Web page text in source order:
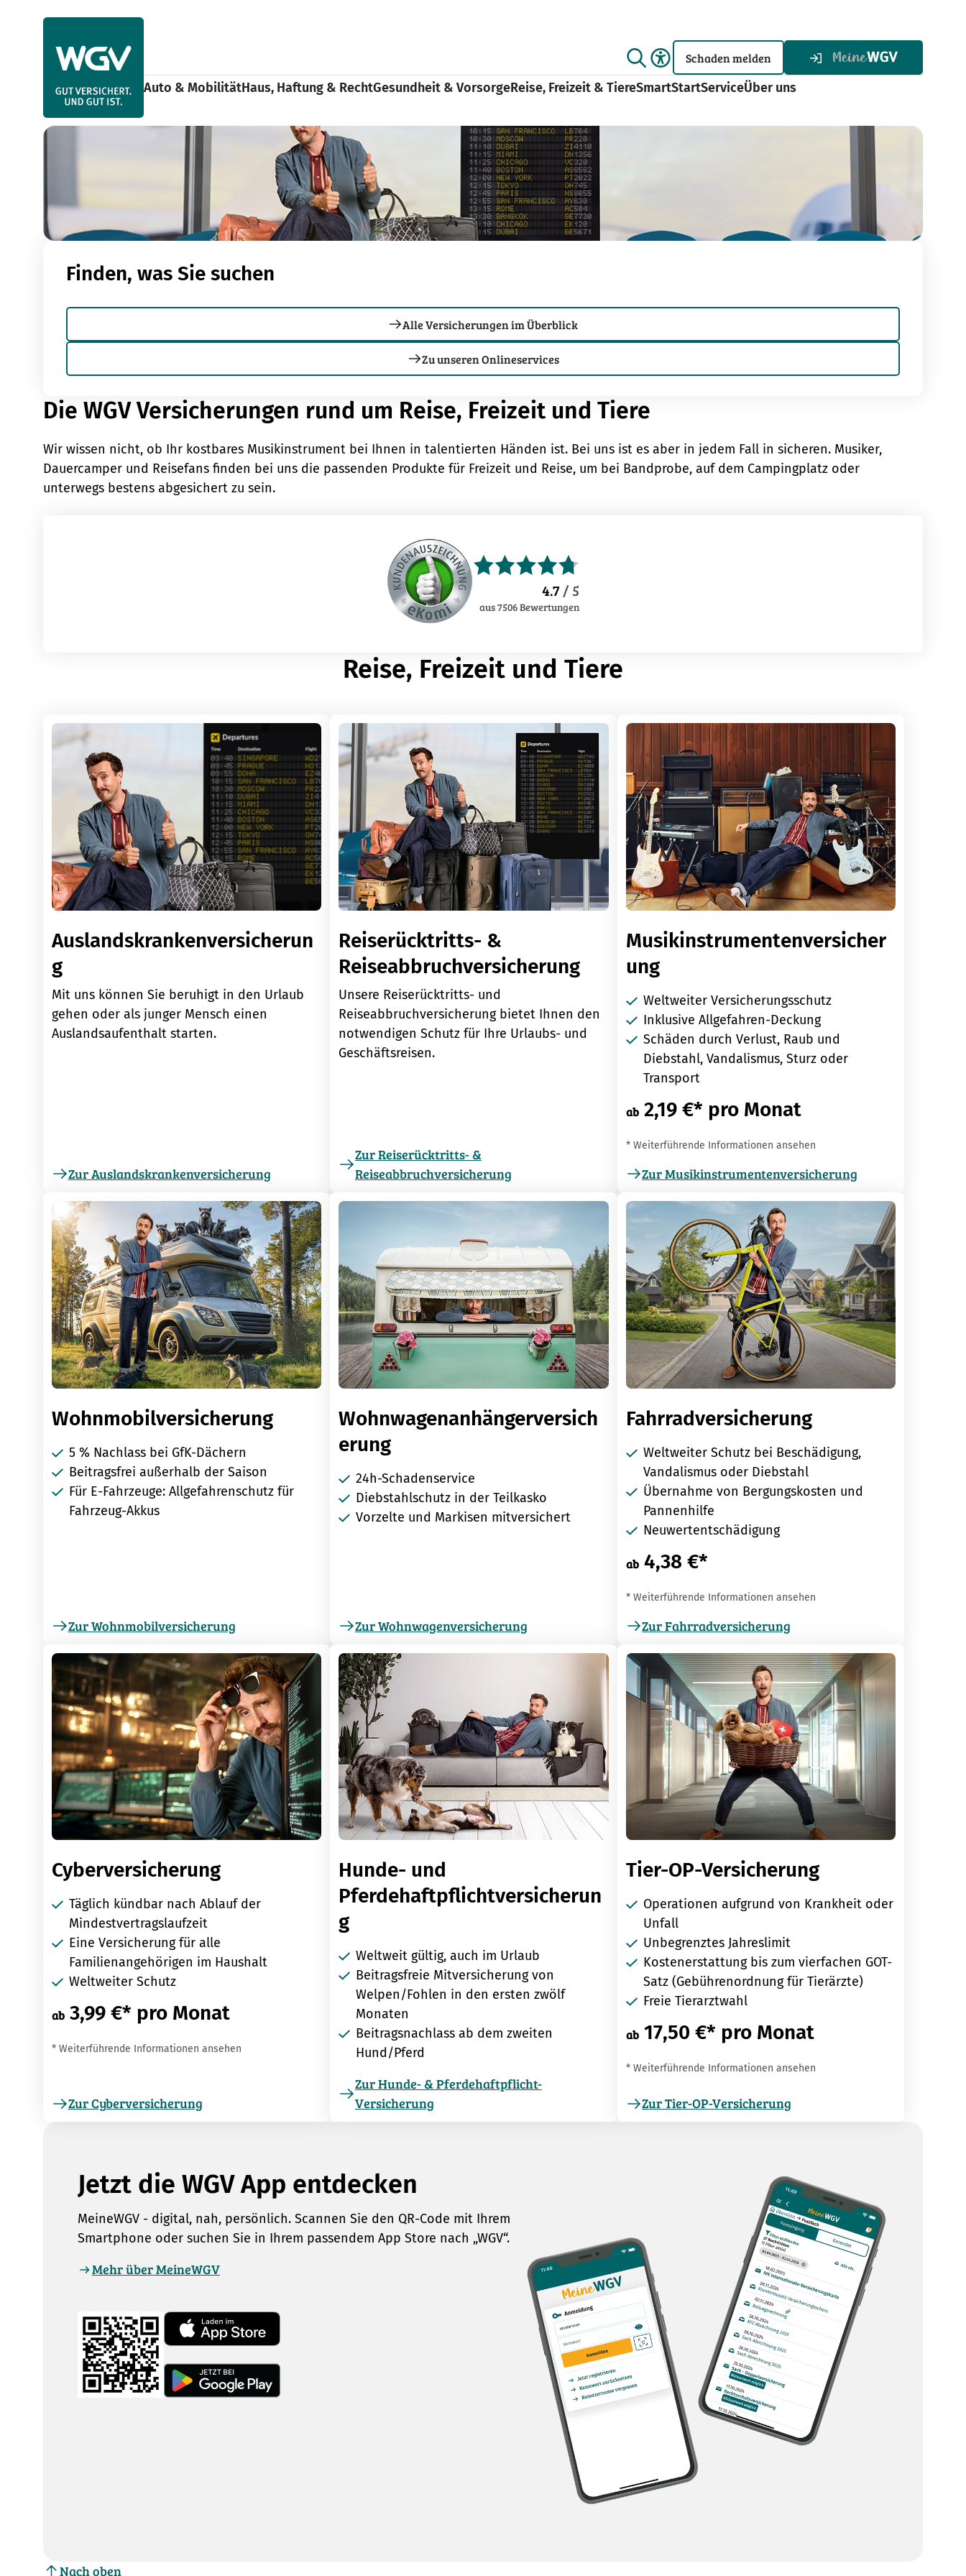
Schaden melden
Auto & MobilitätHaus, Haftung & RechtGesundheit & VorsorgeReise, Freizeit & TiereSmartStartServiceÜber uns
Reise, Freizeit & Tiere
Finden, was Sie suchen
Alle Versicherungen im Überblick
Zu unseren Onlineservices
Die WGV Versicherungen rund um Reise, Freizeit und Tiere
Wir wissen nicht, ob Ihr kostbares Musikinstrument bei Ihnen in talentierten Händen ist. Bei uns ist es aber in jedem Fall in sicheren. Musiker,
Dauercamper und Reisefans finden bei uns die passenden Produkte für Freizeit und Reise, um bei Bandprobe, auf dem Campingplatz oder
unterwegs bestens abgesichert zu sein.
4.7 / 5
aus7506Bewertungen
Reise, Freizeit und Tiere
Auslandskrankenversicherun
g
Mit uns können Sie beruhigt in den Urlaub
gehen oder als junger Mensch einen
Auslandsaufenthalt starten.
Zur Auslandskrankenversicherung
Reiserücktritts- &
Reiseabbruchversicherung
Unsere Reiserücktritts- und
Reiseabbruchversicherung bietet Ihnen den
notwendigen Schutz für Ihre Urlaubs- und
Geschäftsreisen.
Zur Reiserücktritts- &
Reiseabbruchversicherung
Musikinstrumentenversicher
ung
Weltweiter Versicherungsschutz
Inklusive Allgefahren-Deckung
Schäden durch Verlust, Raub und
Diebstahl, Vandalismus, Sturz oder
Transport
ab2,19 €* pro Monat
* Weiterführende Informationen ansehen
Zur Musikinstrumentenversicherung
Wohnmobilversicherung
5 % Nachlass bei GfK-Dächern
Beitragsfrei außerhalb der Saison
Für E-Fahrzeuge: Allgefahrenschutz für
Fahrzeug-Akkus
Zur Wohnmobilversicherung
Wohnwagenanhängerversich
erung
24h-Schadenservice
Diebstahlschutz in der Teilkasko
Vorzelte und Markisen mitversichert
Zur Wohnwagenversicherung
Fahrradversicherung
Weltweiter Schutz bei Beschädigung,
Vandalismus oder Diebstahl
Übernahme von Bergungskosten und
Pannenhilfe
Neuwertentschädigung
ab4,38 €*
* Weiterführende Informationen ansehen
Zur Fahrradversicherung
Cyberversicherung
Täglich kündbar nach Ablauf der
Mindestvertragslaufzeit
Eine Versicherung für alle
Familienangehörigen im Haushalt
Weltweiter Schutz
ab 3,99 €* pro Monat
* Weiterführende Informationen ansehen
Zur Cyberversicherung
Hunde- und
Pferdehaftpflichtversicherun
g
Weltweit gültig, auch im Urlaub
Beitragsfreie Mitversicherung von
Welpen/Fohlen in den ersten zwölf
Monaten
Beitragsnachlass ab dem zweiten
Hund/Pferd
Zur Hunde- & Pferdehaftpflicht-
Versicherung
Tier-OP-Versicherung
Operationen aufgrund von Krankheit oder
Unfall
Unbegrenztes Jahreslimit
Kostenerstattung bis zum vierfachen GOT-
Satz (Gebührenordnung für Tierärzte)
Freie Tierarztwahl
ab17,50 €* pro Monat
* Weiterführende Informationen ansehen
Zur Tier-OP-Versicherung
Jetzt die WGV App entdecken
MeineWGV - digital, nah, persönlich. Scannen Sie den QR-Code mit Ihrem
Smartphone oder suchen Sie in Ihrem passendem App Store nach „WGV“.
Mehr über MeineWGV
Nach oben